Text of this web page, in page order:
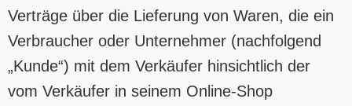
Verträge über die Lieferung von Waren, die ein
Verbraucher oder Unternehmer (nachfolgend
„Kunde“) mit dem Verkäufer hinsichtlich der
vom Verkäufer in seinem Online-Shop